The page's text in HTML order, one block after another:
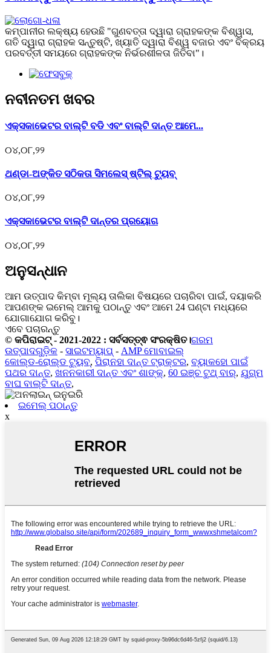
କମ୍ପାନୀର ଲକ୍ଷ୍ୟ ହେଉଛି "ଗୁଣବତ୍ତା ଦ୍ୱାରା ଗ୍ରାହକଙ୍କ ବିଶ୍ୱାସ,
ଗତି ଦ୍ୱାରା ଗ୍ରାହକ ସନ୍ତୁଷ୍ଟି, ଖ୍ୟାତି ଦ୍ୱାରା ବିଶ୍ୱ ବଜାର ଏବଂ ବିକ୍ରୟ
ପରବର୍ତ୍ତୀ ସମୟରେ ଗ୍ରାହକଙ୍କ ନିର୍ଭରଶୀଳତା ଜିତିବା"।
ନବୀନତମ ଖବର
ଏକ୍ସକାଭେଟର ବାଲ୍ଟି ବଡି ଏବଂ ବାଲ୍ଟି ଦାନ୍ତ ଆମେ...
୦୪,୦୮,୨୨
ଥଣ୍ଡା-ଅଙ୍କିତ ସଠିକତା ସିମଲେସ୍ ଷ୍ଟିଲ୍ ଟ୍ୟୁବ୍
୦୪,୦୮,୨୨
ଏକ୍ସକାଭେଟର ବାଲ୍ଟି ଦାନ୍ତର ପ୍ରୟୋଗ
୦୪,୦୮,୨୨
ଅନୁସନ୍ଧାନ
ଆମ ଉତ୍ପାଦ କିମ୍ବା ମୂଲ୍ୟ ତାଲିକା ବିଷୟରେ ପଚାରିବା ପାଇଁ, ଦୟାକରି
ଆପଣଙ୍କ ଇମେଲ୍ ଆମକୁ ପଠାନ୍ତୁ ଏବଂ ଆମେ 24 ଘଣ୍ଟା ମଧ୍ୟରେ
ଯୋଗାଯୋଗ କରିବୁ।
ଏବେ ପଚାରନ୍ତୁ
© କପିରାଇଟ୍ - 2021-2022 : ସର୍ବସତ୍ତ୍ଵ ସଂରକ୍ଷିତ।ଗରମ
ଉତ୍ପାଦଗୁଡ଼ିକ - ସାଇଟମ୍ୟାପ୍ - AMP ମୋବାଇଲ୍
କୋଲ୍ଡ-ରୋଲ୍ଡ ଟ୍ୟୁବ୍, ପିରାନହା ଦାନ୍ତ ଟ୍ରାକ୍ଟର, ବ୍ୟାକହୋ ପାଇଁ
ପଥର ଦାନ୍ତ, ଖନନକାରୀ ଦାନ୍ତ ଏବଂ ଶାଙ୍କ୍, 60 ଇଞ୍ଚ ଟୁଥ୍ ବାର୍, ଯୁଗ୍ମ
ବାଘ ବାଲ୍ଟି ଦାନ୍ତ,
ଇମେଲ୍ ପଠାନ୍ତୁ
x